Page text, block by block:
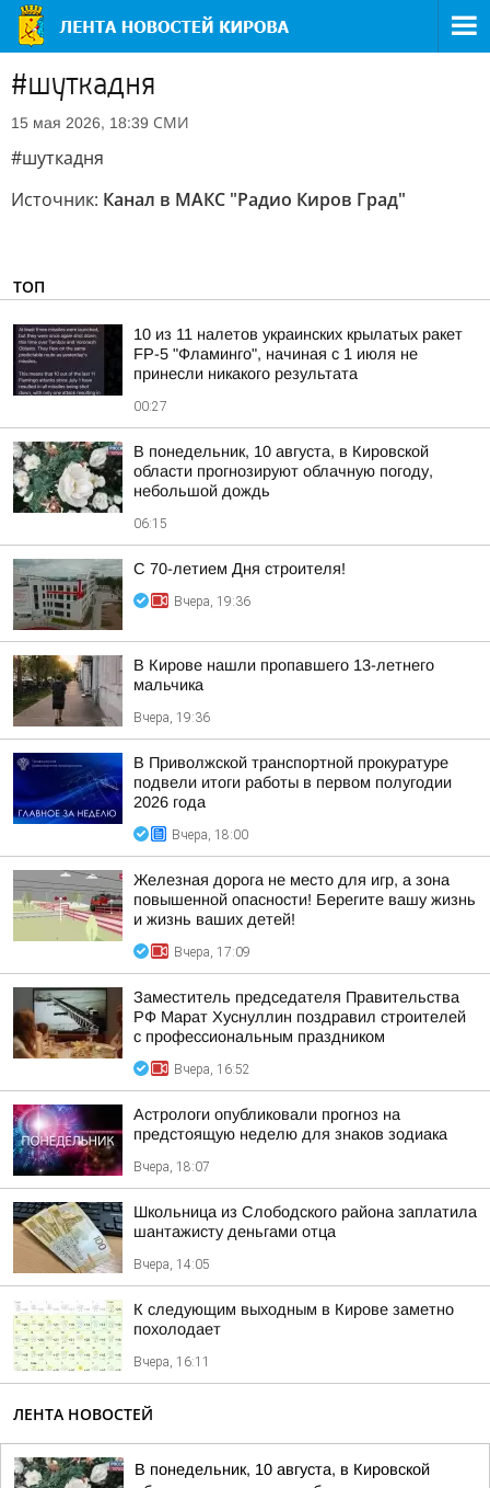
#шуткадня
15 мая 2026, 18:39 СМИ
#шуткадня
Источник: Канал в МАКС "Радио Киров Град"
ТОП
10 из 11 налетов украинских крылатых ракет
FP-5 "Фламинго", начиная с 1 июля не
принесли никакого результата
00:27
В понедельник, 10 августа, в Кировской
области прогнозируют облачную погоду,
небольшой дождь
06:15
С 70-летием Дня строителя!
Вчера, 19:36
В Кирове нашли пропавшего 13-летнего
мальчика
Вчера, 19:36
В Приволжской транспортной прокуратуре
подвели итоги работы в первом полугодии
2026 года
Вчера, 18:00
Железная дорога не место для игр, а зона
повышенной опасности! Берегите вашу жизнь
и жизнь ваших детей!
Вчера, 17:09
Заместитель председателя Правительства
РФ Марат Хуснуллин поздравил строителей
с профессиональным праздником
Вчера, 16:52
Астрологи опубликовали прогноз на
предстоящую неделю для знаков зодиака
Вчера, 18:07
Школьница из Слободского района заплатила
шантажисту деньгами отца
Вчера, 14:05
К следующим выходным в Кирове заметно
похолодает
Вчера, 16:11
ЛЕНТА НОВОСТЕЙ
В понедельник, 10 августа, в Кировской